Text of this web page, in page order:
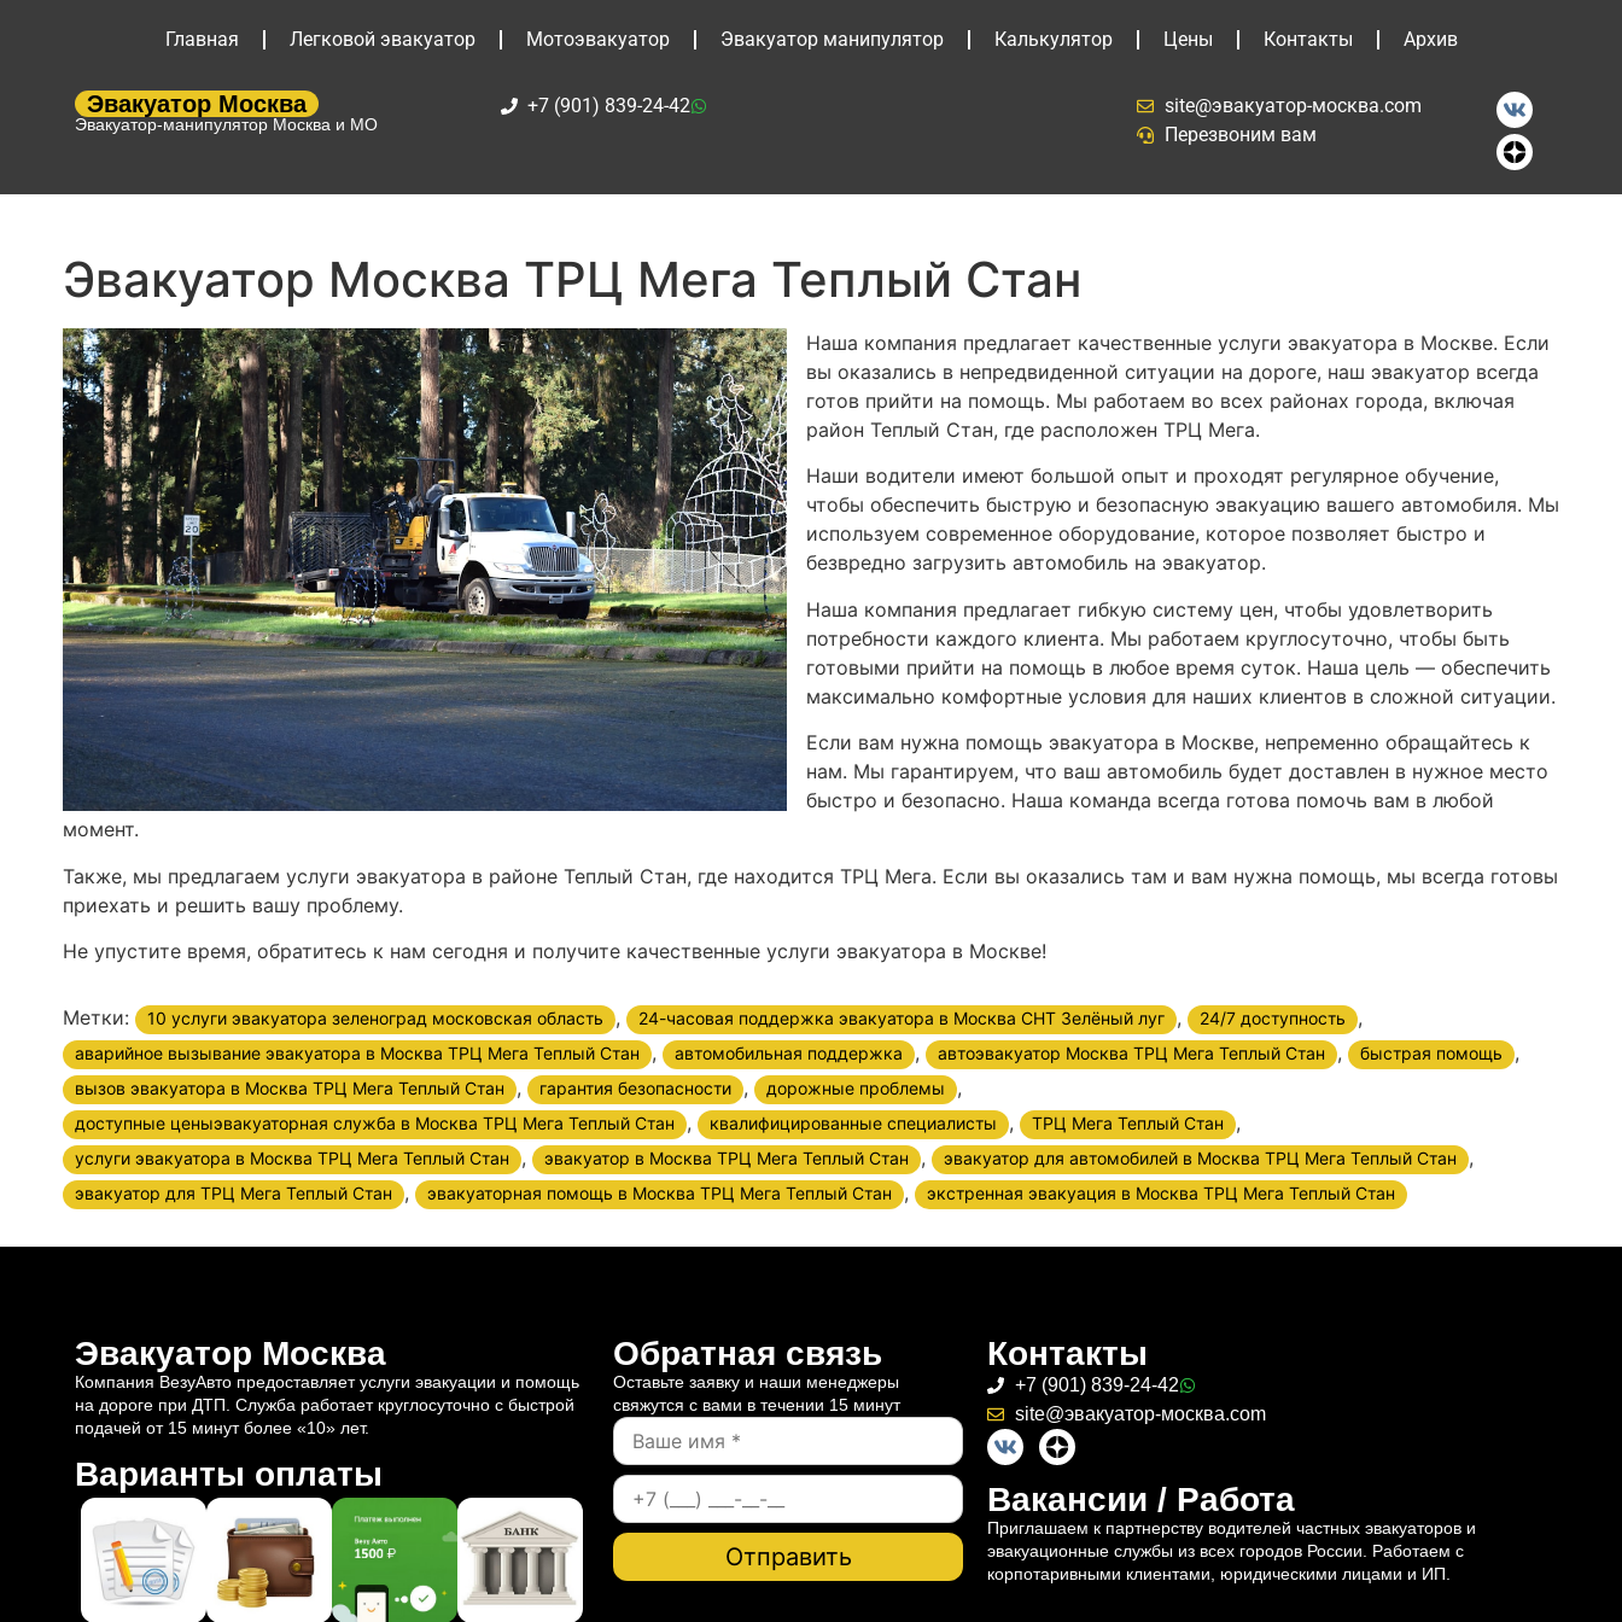
Главная Легковой эвакуатор Мотоэвакуатор Эвакуатор манипулятор Калькулятор Цены Контакты Архив
Эвакуатор Москва
Эвакуатор-манипулятор Москва и МО
+7 (901) 839-24-42
site@эвакуатор-москва.com
Перезвоним вам
Эвакуатор Москва ТРЦ Мега Теплый Стан
Наша компания предлагает качественные услуги эвакуатора в Москве. Если
вы оказались в непредвиденной ситуации на дороге, наш эвакуатор всегда
готов прийти на помощь. Мы работаем во всех районах города, включая
район Теплый Стан, где расположен ТРЦ Мега.
Наши водители имеют большой опыт и проходят регулярное обучение,
чтобы обеспечить быструю и безопасную эвакуацию вашего автомобиля. Мы
используем современное оборудование, которое позволяет быстро и
безвредно загрузить автомобиль на эвакуатор.
Наша компания предлагает гибкую систему цен, чтобы удовлетворить
потребности каждого клиента. Мы работаем круглосуточно, чтобы быть
готовыми прийти на помощь в любое время суток. Наша цель — обеспечить
максимально комфортные условия для наших клиентов в сложной ситуации.
Если вам нужна помощь эвакуатора в Москве, непременно обращайтесь к
нам. Мы гарантируем, что ваш автомобиль будет доставлен в нужное место
быстро и безопасно. Наша команда всегда готова помочь вам в любой
момент.
Также, мы предлагаем услуги эвакуатора в районе Теплый Стан, где находится ТРЦ Мега. Если вы оказались там и вам нужна помощь, мы всегда готовы
приехать и решить вашу проблему.
Не упустите время, обратитесь к нам сегодня и получите качественные услуги эвакуатора в Москве!
Метки: 10 услуги эвакуатора зеленоград московская область , 24-часовая поддержка эвакуатора в Москва СНТ Зелёный луг , 24/7 доступность ,
аварийное вызывание эвакуатора в Москва ТРЦ Мега Теплый Стан , автомобильная поддержка , автоэвакуатор Москва ТРЦ Мега Теплый Стан , быстрая помощь ,
вызов эвакуатора в Москва ТРЦ Мега Теплый Стан , гарантия безопасности , дорожные проблемы ,
доступные ценыэвакуаторная служба в Москва ТРЦ Мега Теплый Стан , квалифицированные специалисты , ТРЦ Мега Теплый Стан ,
услуги эвакуатора в Москва ТРЦ Мега Теплый Стан , эвакуатор в Москва ТРЦ Мега Теплый Стан , эвакуатор для автомобилей в Москва ТРЦ Мега Теплый Стан ,
эвакуатор для ТРЦ Мега Теплый Стан , эвакуаторная помощь в Москва ТРЦ Мега Теплый Стан , экстренная эвакуация в Москва ТРЦ Мега Теплый Стан
Эвакуатор Москва
Компания ВезуАвто предоставляет услуги эвакуации и помощь
на дороге при ДТП. Служба работает круглосуточно с быстрой
подачей от 15 минут более «10» лет.
Варианты оплаты
Обратная связь
Оставьте заявку и наши менеджеры
свяжутся с вами в течении 15 минут
Контакты
+7 (901) 839-24-42
site@эвакуатор-москва.com
Вакансии / Работа
Приглашаем к партнерству водителей частных эвакуаторов и
эвакуационные службы из всех городов России. Работаем с
корпотаривными клиентами, юридическими лицами и ИП.